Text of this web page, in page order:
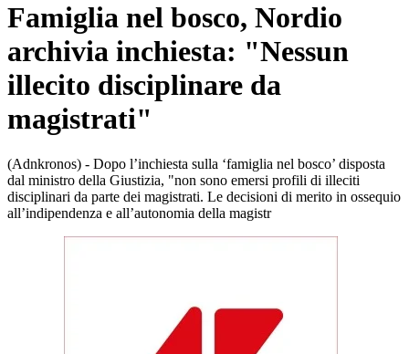
Famiglia nel bosco, Nordio
archivia inchiesta: "Nessun
illecito disciplinare da
magistrati"
(Adnkronos) - Dopo l’inchiesta sulla ‘famiglia nel bosco’ disposta
dal ministro della Giustizia, "non sono emersi profili di illeciti
disciplinari da parte dei magistrati. Le decisioni di merito in ossequio
all’indipendenza e all’autonomia della magistr